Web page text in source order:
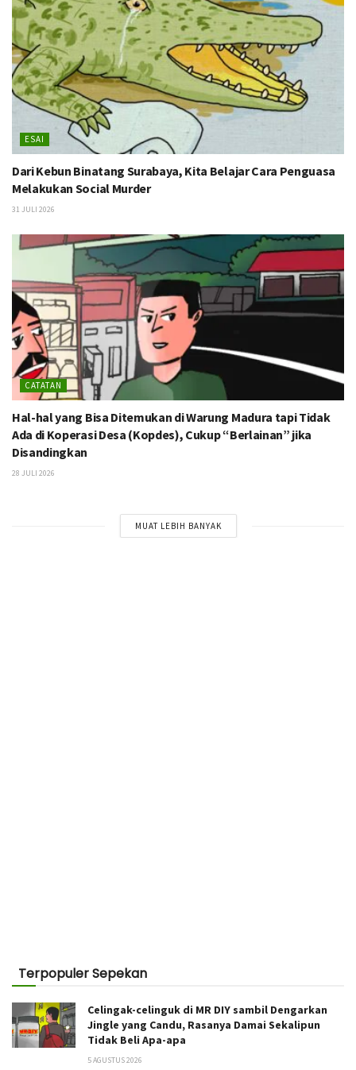
ESAI
Dari Kebun Binatang Surabaya, Kita Belajar Cara Penguasa
Melakukan Social Murder
31 JULI 2026
CATATAN
Hal-hal yang Bisa Ditemukan di Warung Madura tapi Tidak
Ada di Koperasi Desa (Kopdes), Cukup “Berlainan” jika
Disandingkan
28 JULI 2026
MUAT LEBIH BANYAK
Terpopuler Sepekan
Celingak-celinguk di MR DIY sambil Dengarkan
Jingle yang Candu, Rasanya Damai Sekalipun
Tidak Beli Apa-apa
5 AGUSTUS 2026